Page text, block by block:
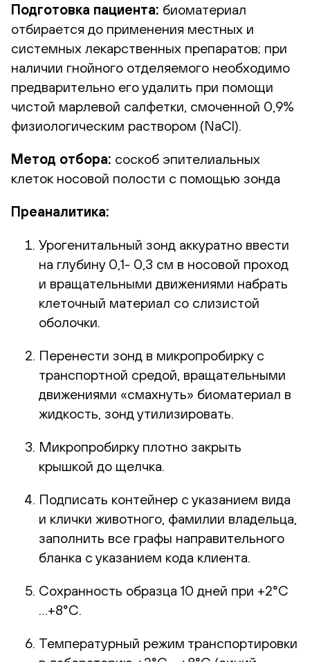
Подготовка пациента: биоматериал
отбирается до применения местных и
системных лекарственных препаратов; при
наличии гнойного отделяемого необходимо
предварительно его удалить при помощи
чистой марлевой салфетки, смоченной 0,9%
физиологическим раствором (NaCl).
Метод отбора: соскоб эпителиальных
клеток носовой полости с помощью зонда
Преаналитика:
Урогенитальный зонд аккуратно ввести
на глубину 0,1- 0,3 см в носовой проход
и вращательными движениями набрать
клеточный материал со слизистой
оболочки.
Перенести зонд в микропробирку с
транспортной средой, вращательными
движениями «смахнуть» биоматериал в
жидкость, зонд утилизировать.
Микропробирку плотно закрыть
крышкой до щелчка.
Подписать контейнер с указанием вида
и клички животного, фамилии владельца,
заполнить все графы направительного
бланка с указанием кода клиента.
Сохранность образца 10 дней при +2°С
…+8°С.
Температурный режим транспортировки